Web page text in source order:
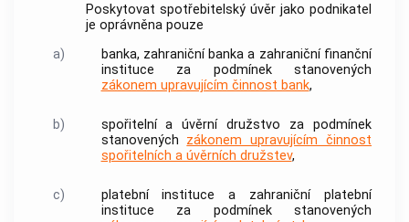
Poskytovat spotřebitelský úvěrjako podnikatel
je oprávněna pouze
a)
banka, zahraničníbanka a zahraniční finanční
instituce za podmínek stanovených
zákonem upravujícím činnost bank,
b)
spořitelní a úvěrní družstvo za podmínek
stanovených zákonem upravujícím činnost
spořitelních a úvěrních družstev,
c)
platební instituce a zahraniční platební
instituce za podmínek stanovených